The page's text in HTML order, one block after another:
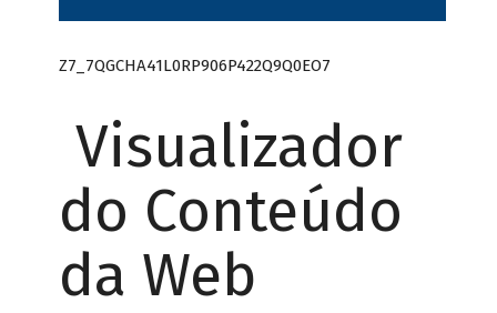
Z7_7QGCHA41L0RP906P422Q9Q0EO7
Visualizador
do Conteúdo
da Web